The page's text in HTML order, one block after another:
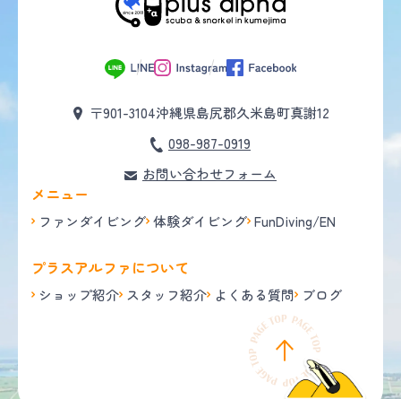
〒901-3104沖縄県島尻郡久米島町真謝12
098-987-0919
お問い合わせフォーム
メニュー
ファンダイビング 体験ダイビング FunDiving/EN
プラスアルファについて
ショップ紹介 スタッフ紹介 よくある質問 ブログ